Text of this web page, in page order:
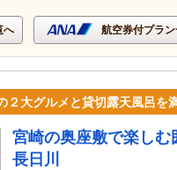
へ 航空券付プラ
２大グルメと貸切露天風呂を
宮崎の奥座敷で楽し
長日川